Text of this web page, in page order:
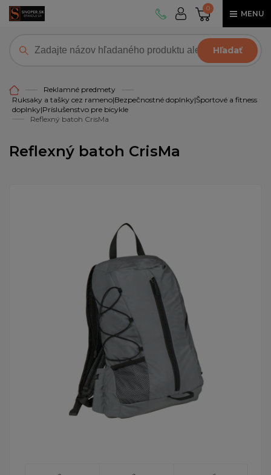
0
MENU
Hľadať
Reklamné predmety
Ruksaky a tašky cez rameno|Bezpečnostné doplnky|Športové a fitness
doplnky|Príslušenstvo pre bicykle
Reflexný batoh CrisMa
Reflexný batoh CrisMa